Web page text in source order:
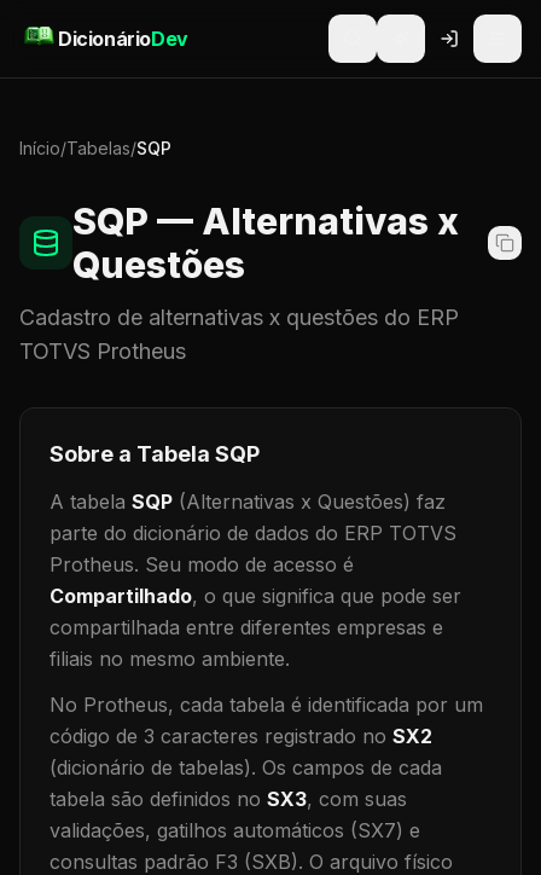
DicionárioDev
Início/Tabelas/SQP
SQP — Alternativas x
Questões
Cadastro de alternativas x questões do ERP
TOTVS Protheus
Sobre a Tabela SQP
A tabela SQP (Alternativas x Questões) faz
parte do dicionário de dados do ERP TOTVS
Protheus. Seu modo de acesso é
Compartilhado, o que significa que pode ser
compartilhada entre diferentes empresas e
filiais no mesmo ambiente.
No Protheus, cada tabela é identificada por um
código de 3 caracteres registrado no SX2
(dicionário de tabelas). Os campos de cada
tabela são definidos no SX3, com suas
validações, gatilhos automáticos (SX7) e
consultas padrão F3 (SXB). O arquivo físico